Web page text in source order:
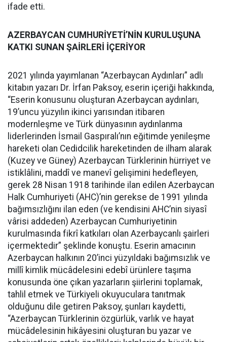
ifade etti.
AZERBAYCAN CUMHURİYETİ’NİN KURULUŞUNA
KATKI SUNAN ŞAİRLERİ İÇERİYOR
2021 yılında yayımlanan “Azerbaycan Aydınları” adlı
kitabın yazarı Dr. İrfan Paksoy, eserin içeriği hakkında,
“Eserin konusunu oluşturan Azerbaycan aydınları,
19’uncu yüzyılın ikinci yarısından itibaren
modernleşme ve Türk dünyasının aydınlanma
liderlerinden İsmail Gaspıralı’nın eğitimde yenileşme
hareketi olan Cedidcilik hareketinden de ilham alarak
(Kuzey ve Güney) Azerbaycan Türklerinin hürriyet ve
istiklâlini, maddî ve manevî gelişimini hedefleyen,
gerek 28 Nisan 1918 tarihinde ilan edilen Azerbaycan
Halk Cumhuriyeti (AHC)’nin gerekse de 1991 yılında
bağımsızlığını ilan eden (ve kendisini AHC’nin siyasî
vârisi addeden) Azerbaycan Cumhuriyetinin
kurulmasında fikrî katkıları olan Azerbaycanlı şairleri
içermektedir” şeklinde konuştu. Eserin amacının
Azerbaycan halkının 20’inci yüzyıldaki bağımsızlık ve
millî kimlik mücâdelesini edebî ürünlere taşıma
konusunda öne çıkan yazarların şiirlerini toplamak,
tahlil etmek ve Türkiyeli okuyuculara tanıtmak
olduğunu dile getiren Paksoy, şunları kaydetti,
“Azerbaycan Türklerinin özgürlük, varlık ve hayat
mücâdelesinin hikâyesini oluşturan bu yazar ve